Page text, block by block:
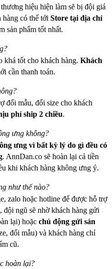
hiệu hiện làm sẽ bị đội giá
hàng có thể tới Store tại địa chỉ
sản phẩm tốt nhất.
khá tốt cho khách hàng. Khách
cần thanh toán.
đổi mẫu, đổi size cho khách
phí ship 2 chiều.
ưng không?
ưng vì bất kỳ lý do gì đều có
. AnnDan.co sẽ hoàn lại cả tiền
khi khách hàng không ưng ý.
như thế nào?
zalo hoặc hotline để được hỗ trợ
đội ngũ sẽ nhờ khách hàng gửi
lại) hoặc chủ động gửi sản
đổi mẫu) và khách hàng chỉ
cũ.
hoàn lại?